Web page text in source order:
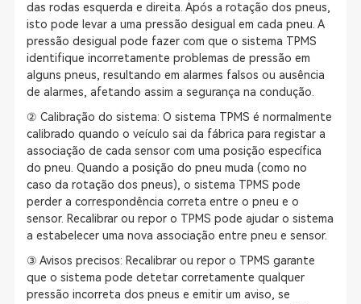
das rodas esquerda e direita. Após a rotação dos pneus,
isto pode levar a uma pressão desigual em cada pneu. A
pressão desigual pode fazer com que o sistema TPMS
identifique incorretamente problemas de pressão em
alguns pneus, resultando em alarmes falsos ou ausência
de alarmes, afetando assim a segurança na condução.
② Calibração do sistema: O sistema TPMS é normalmente
calibrado quando o veículo sai da fábrica para registar a
associação de cada sensor com uma posição específica
do pneu. Quando a posição do pneu muda (como no
caso da rotação dos pneus), o sistema TPMS pode
perder a correspondência correta entre o pneu e o
sensor. Recalibrar ou repor o TPMS pode ajudar o sistema
a estabelecer uma nova associação entre pneu e sensor.
③ Avisos precisos: Recalibrar ou repor o TPMS garante
que o sistema pode detetar corretamente qualquer
pressão incorreta dos pneus e emitir um aviso, se